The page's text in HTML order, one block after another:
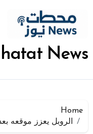
المحتوى
News
Home
الروبل يعزز موقعه